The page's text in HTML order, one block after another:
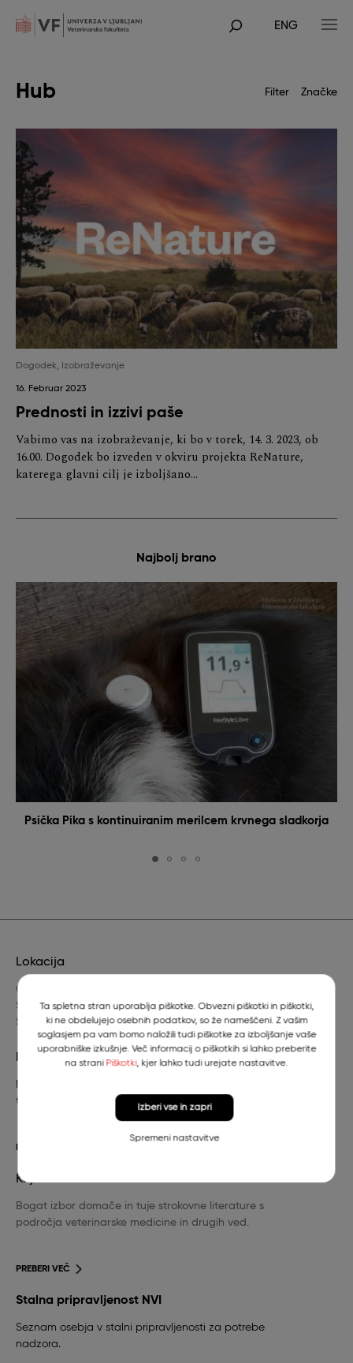
mainPOJDI
ENG
Hub Filter Značke
Dogodek, Izobraževanje
16. Februar 2023
Prednosti in izzivi paše
Vabimo vas na izobraževanje, ki bo v torek, 14. 3. 2023, ob
16.00. Dogodek bo izveden v okviru projekta ReNature,
katerega glavni cilj je izboljšano…
Najbolj brano
Psička Pika s kontinuiranim merilcem krvnega sladkorja
Lokacija
Gerbičeva 60
SI-1000 Ljubljana
Slovenija
Dežurni veterinar
Nujna veterinarska pomoč za pse in mačke in
telefonska številka stalne pripravljenosti.
PREBERI VEČ
Knjižnica
Bogat izbor domače in tuje strokovne literature s
področja veterinarske medicine in drugih ved.
PREBERI VEČ
Stalna pripravljenost NVI
Seznam osebja v stalni pripravljenosti za potrebe
nadzora.
Ta spletna stran uporablja piškotke. Obvezni piškotki in piškotki,
ki ne obdelujejo osebnih podatkov, so že nameščeni. Z vašim
soglasjem pa vam bomo naložili tudi piškotke za izboljšanje vaše
uporabniške izkušnje. Več informacij o piškotkih si lahko preberite
na strani Piškotki, kjer lahko tudi urejate nastavitve.
Spremeni nastavitve
Izberi vse in zapri